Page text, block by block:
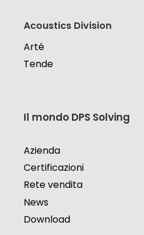
Acoustics Division
Arté
Tende
Il mondo DPS Solving
Azienda
Certificazioni
Rete vendita
News
Download